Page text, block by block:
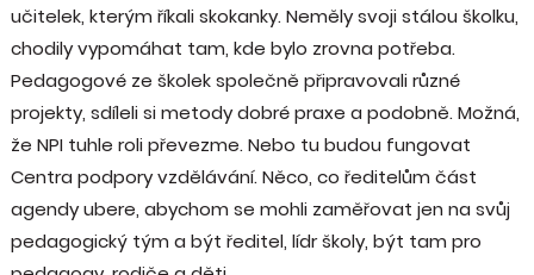
učitelek, kterým říkali skokanky. Neměly svoji stálou školku,
chodily vypomáhat tam, kde bylo zrovna potřeba.
Pedagogové ze školek společně připravovali různé
projekty, sdíleli si metody dobré praxe a podobně. Možná,
že NPI tuhle roli převezme. Nebo tu budou fungovat
Centra podpory vzdělávání. Něco, co ředitelům část
agendy ubere, abychom se mohli zaměřovat jen na svůj
pedagogický tým a být ředitel, lídr školy, být tam pro